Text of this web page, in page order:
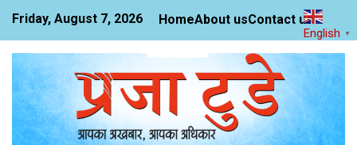
content
Friday, August 7, 2026 HomeAbout usContact us
English ▼